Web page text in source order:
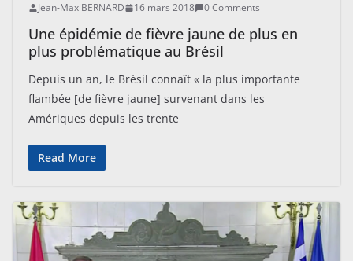
Jean-Max BERNARD 16 mars 2018 0 Comments
Une épidémie de fièvre jaune de plus en
plus problématique au Brésil
Depuis un an, le Brésil connaît « la plus importante
flambée [de fièvre jaune] survenant dans les
Amériques depuis les trente
Read More